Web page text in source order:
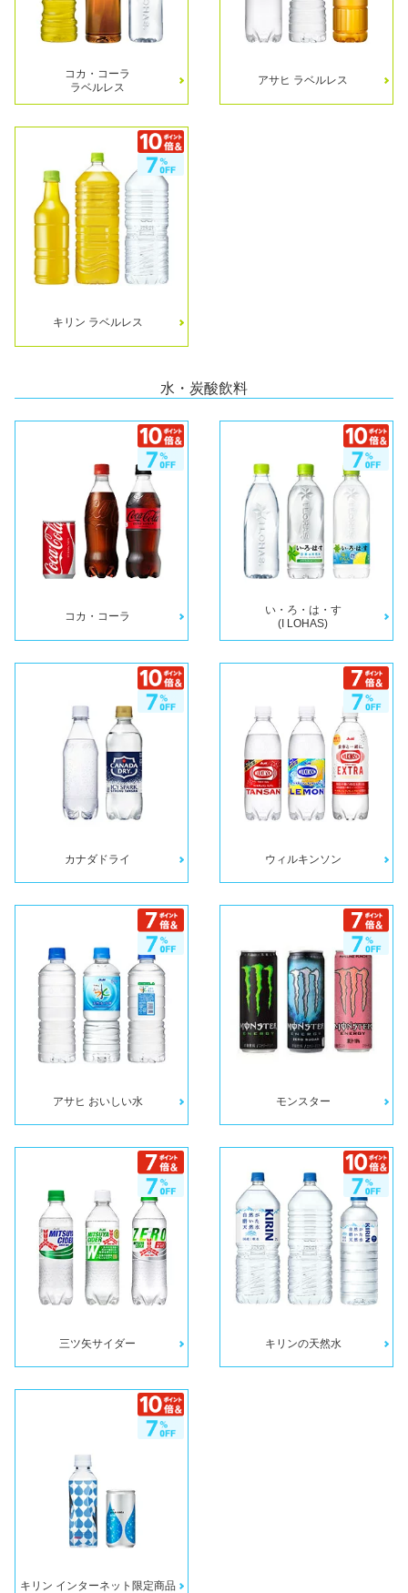
コカ・コーラ
ラベルレス
アサヒ ラベルレス
キリン ラベルレス
水・炭酸飲料
コカ・コーラ
い・ろ・は・す
(I LOHAS)
カナダドライ ウィルキンソン
アサヒ おいしい水 モンスター
三ツ矢サイダー キリンの天然水
キリン インターネット限定商品